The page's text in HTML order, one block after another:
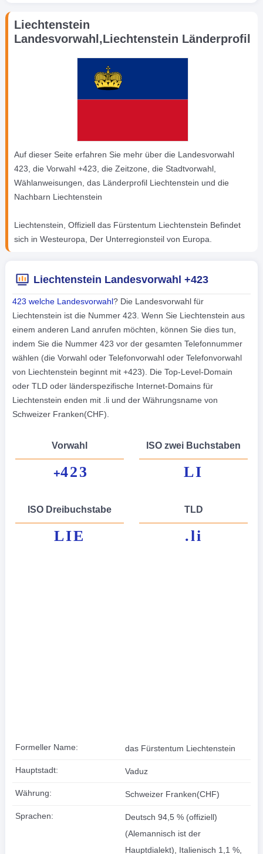
Liechtenstein
Landesvorwahl,Liechtenstein Länderprofil
Auf dieser Seite erfahren Sie mehr über die Landesvorwahl
423, die Vorwahl +423, die Zeitzone, die Stadtvorwahl,
Wählanweisungen, das Länderprofil Liechtenstein und die
Nachbarn Liechtenstein
Liechtenstein, Offiziell das Fürstentum Liechtenstein Befindet
sich in Westeuropa, Der Unterregionsteil von Europa.
Liechtenstein Landesvorwahl +423
423 welche Landesvorwahl? Die Landesvorwahl für
Liechtenstein ist die Nummer 423. Wenn Sie Liechtenstein aus
einem anderen Land anrufen möchten, können Sie dies tun,
indem Sie die Nummer 423 vor der gesamten Telefonnummer
wählen (die Vorwahl oder Telefonvorwahl oder Telefonvorwahl
von Liechtenstein beginnt mit +423). Die Top-Level-Domain
oder TLD oder länderspezifische Internet-Domains für
Liechtenstein enden mit .li und der Währungsname von
Schweizer Franken(CHF).
Vorwahl
+423
ISO zwei Buchstaben
LI
ISO Dreibuchstabe
LIE
TLD
.li
Formeller Name: das Fürstentum Liechtenstein
Hauptstadt: Vaduz
Währung: Schweizer Franken(CHF)
Sprachen:
Deutsch 94,5 % (offiziell)
(Alemannisch ist der
Hauptdialekt), Italienisch 1,1 %,